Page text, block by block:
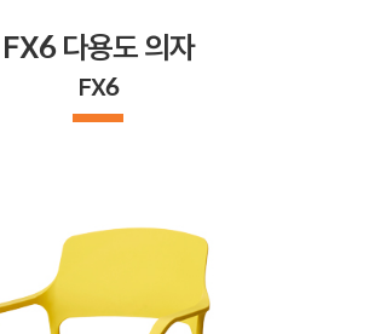
FX6 다용도 의자
FX6